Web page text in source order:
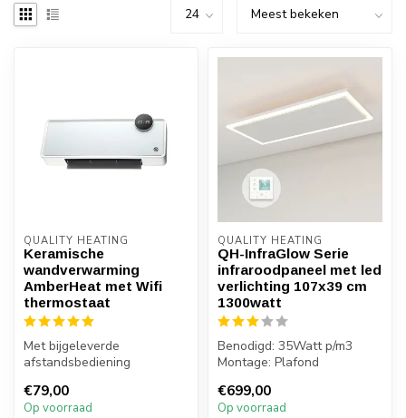
QUALITY HEATING
Keramische
wandverwarming
AmberHeat met Wifi
thermostaat
Met bijgeleverde
afstandsbediening
1000/2000W
€79,00
Op voorraad
QUALITY HEATING
QH-InfraGlow Serie
infraroodpaneel met led
verlichting 107x39 cm
1300watt
Benodigd: 35Watt p/m3
Montage: Plafond
Badkamer: Nee
€699,00
Op voorraad